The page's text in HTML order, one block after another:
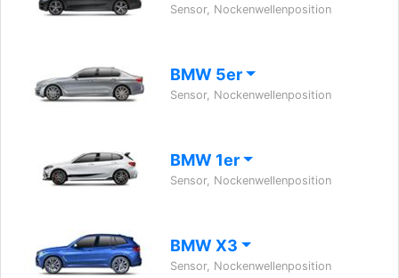
Sensor, Nockenwellenposition
BMW 5er
Sensor, Nockenwellenposition
BMW 1er
Sensor, Nockenwellenposition
BMW X3
Sensor, Nockenwellenposition